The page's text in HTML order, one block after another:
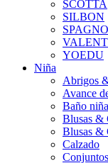
SCOTTA
SILBON
YOEDU
Niña
Abrigos
Avance
Baño niña
Blusas &
Blusas &
Calzado
Conjuntos